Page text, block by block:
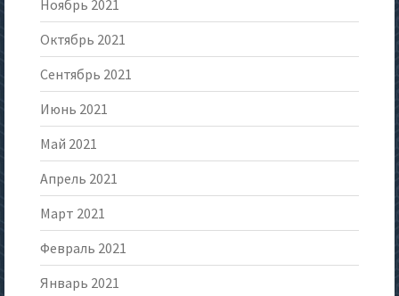
Ноябрь 2021
Октябрь 2021
Сентябрь 2021
Июнь 2021
Май 2021
Апрель 2021
Март 2021
Февраль 2021
Январь 2021